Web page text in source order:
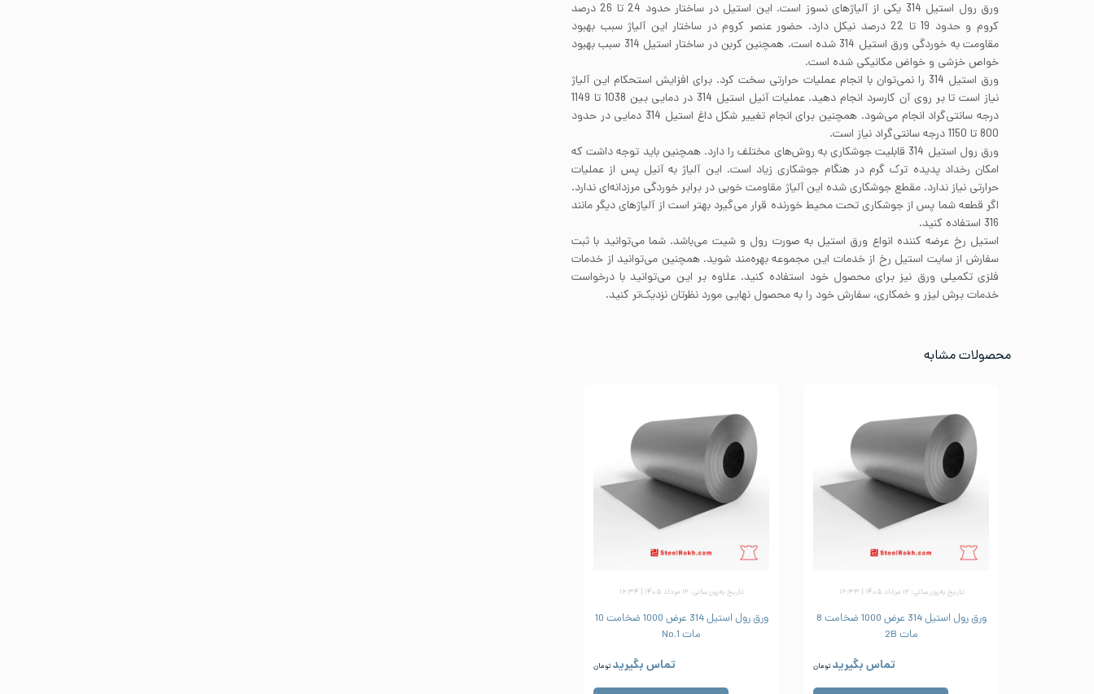
ورق رول استیل 314 یکی از آلیاژهای نسوز است. این استیل در ساختار حدود 24 تا 26 درصد
کروم و حدود 19 تا 22 درصد نیکل دارد. حضور عنصر کروم در ساختار این آلیاژ سبب بهبود
مقاومت به خوردگی ورق استیل 314 شده است. همچنین کربن در ساختار استیل 314 سبب بهبود
خواص خزشی و خواض مکانیکی شده است.
ورق استیل 314 را نمی‌توان با انجام عملیات حرارتی سخت کرد. برای افزایش استحکام این آلیاژ
نیاز است تا بر روی آن کارسرد انجام دهید. عملیات آنیل استیل 314 در دمایی بین 1038 تا 1149
درجه سانتی‌گراد انجام می‌شود. همچنین برای انجام تغییر شکل داغ استیل 314 دمایی در حدود
800 تا 1150 درجه سانتی‌گراد نیاز است.
ورق رول استیل 314 قابلیت جوشکاری به روش‌های مختلف را دارد. همچنین باید توجه داشت که
امکان رخداد پدیده ترک گرم در هنگام جوشکاری زیاد است. این آلیاژ به آنیل پس از عملیات
حرارتی نیاز ندارد. مقطع جوشکاری شده این آلیاژ مقاومت خوبی در برابر خوردگی مرزدانه‌ای ندارد.
اگر قطعه شما پس از جوشکاری تحت محیط‌ خورنده قرار می‌گیرد بهتر است از آلیاژهای دیگر مانند
316 استفاده کنید.
استیل رخ عرضه کننده انواع ورق استیل به صورت رول و شیت می‌باشد. شما می‌توانید با ثبت
سفارش از سایت استیل رخ از خدمات این مجموعه بهره‌مند شوید. همچنین می‌توانید از خدمات
فلزی تکمیلی ورق نیز برای محصول خود استفاده کنید. علاوه بر این می‌توانید با درخواست
خدمات برش لیزر و خمکاری، سفارش خود را به محصول نهایی مورد نظرتان نزدیک‌تر کنید.
محصولات مشابه
تاریخ به‌روزرسانی: ۱۲ مرداد ۱۴۰۵ | ۱۶:۳۳
ورق رول استیل 314 عرض 1000 ضخامت 8
مات 2B
تماس بگیرید تومان
تاریخ به‌روزرسانی: ۱۲ مرداد ۱۴۰۵ | ۱۶:۳۴
ورق رول استیل 314 عرض 1000 ضخامت 10
مات No.1
تماس بگیرید تومان